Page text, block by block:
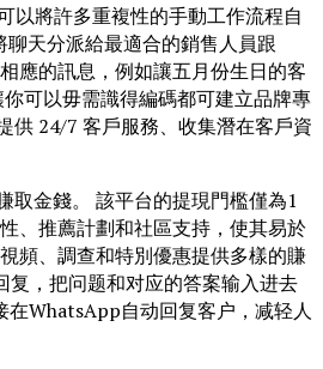
以將許多重複性的手動工作流程自
天分派給最適合的銷售人員跟
應的訊息，例如讓五月份生日的客
可以毋需識得編碼都可建立品牌專
供 24/7 客戶服務、收集潛在客戶資
取金錢。 該平台的提現門檻僅為1
、推薦計劃和社區支持，使其易於
頻、調查和特別優惠提供多樣的賺
，把问题和对应的答案输入进去
WhatsApp自动回复客户，减轻人